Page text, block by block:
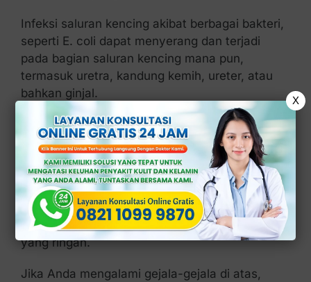
Infeksi saluran kencing akibat berbagai bakteri,
seperti E. coli dapat menyerang dan terjadi
pada bagian saluran kencing mana pun,
termasuk uretra, kandung kemih, ureter, atau
bahkan ginjal.
Oleh karena itu, pengobatan yang tepat dan
tepat waktu sangat penting untuk mengatasi
infeksi saluran kencing dan mencegah
komplikasi yang lebih serius.
Sayangnya, masih banyak yang belum sadar
dan menganggap bahwa ISK termasuk masalah
yang ringan.
Jika Anda mengalami gejala-gejala di atas,
X